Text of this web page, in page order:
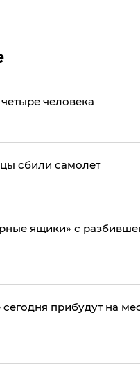
человека
сбили самолет
ящики» с
прибудут на